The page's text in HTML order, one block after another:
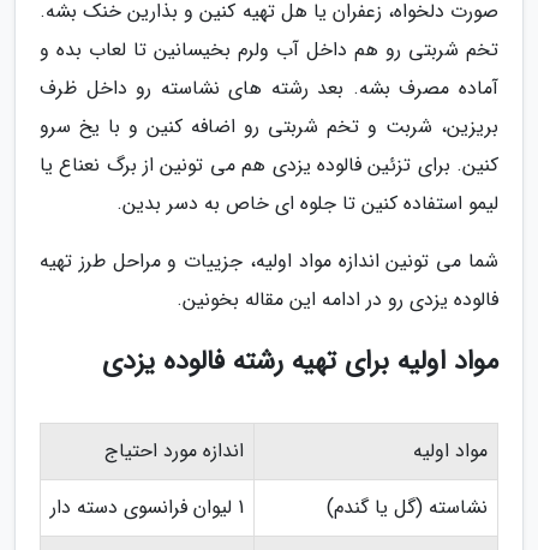
صورت دلخواه، زعفران یا هل تهیه کنین و بذارین خنک بشه.
تخم شربتی رو هم داخل آب ولرم بخیسانین تا لعاب بده و
آماده مصرف بشه. بعد رشته های نشاسته رو داخل ظرف
بریزین، شربت و تخم شربتی رو اضافه کنین و با یخ سرو
کنین. برای تزئین فالوده یزدی هم می تونین از برگ نعناع یا
لیمو استفاده کنین تا جلوه ای خاص به دسر بدین.
شما می تونین اندازه مواد اولیه، جزییات و مراحل طرز تهیه
فالوده یزدی رو در ادامه این مقاله بخونین.
مواد اولیه برای تهیه رشته فالوده یزدی
مواد اولیه
اندازه مورد احتیاج
نشاسته (گل یا گندم)
1 لیوان فرانسوی دسته دار